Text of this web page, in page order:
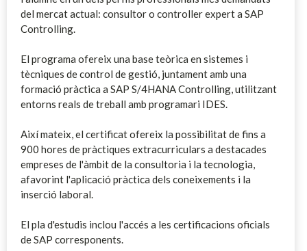
del mercat actual: consultor o controller expert a SAP
Controlling.
El programa ofereix una base teòrica en sistemes i
tècniques de control de gestió, juntament amb una
formació pràctica a SAP S/4HANA Controlling, utilitzant
entorns reals de treball amb programari IDES.
Així mateix, el certificat ofereix la possibilitat de fins a
900 hores de pràctiques extracurriculars a destacades
empreses de l'àmbit de la consultoria i la tecnologia,
afavorint l'aplicació pràctica dels coneixements i la
inserció laboral.
El pla d'estudis inclou l'accés a les certificacions oficials
de SAP corresponents.